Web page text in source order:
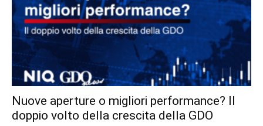
Nuove aperture o migliori performance? Il
doppio volto della crescita della GDO